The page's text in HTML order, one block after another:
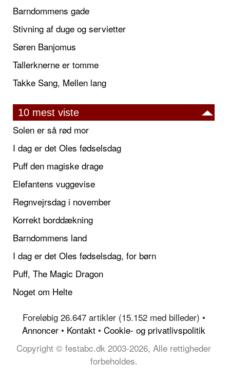
Barndommens gade
Stivning af duge og servietter
Søren Banjomus
Tallerknerne er tomme
Takke Sang, Mellen lang
10 mest viste
Solen er så rød mor
I dag er det Oles fødselsdag
Puff den magiske drage
Elefantens vuggevise
Regnvejrsdag i november
Korrekt borddækning
Barndommens land
I dag er det Oles fødselsdag, for børn
Puff, The Magic Dragon
Noget om Helte
Foreløbig 26.647 artikler (15.152 med billeder) •
Annoncer • Kontakt • Cookie- og privatlivspolitik
Copyright © festabc.dk 2003-2026, Alle rettigheder
forbeholdes.